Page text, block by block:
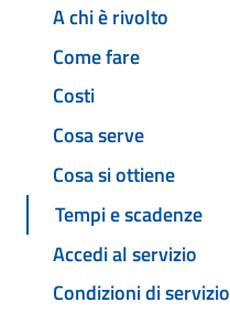
A chi è rivolto
Come fare
Costi
Cosa serve
Cosa si ottiene
Tempi e scadenze
Accedi al servizio
Condizioni di servizio